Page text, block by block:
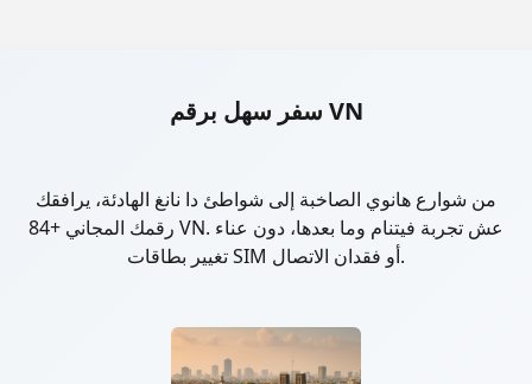
سفر سهل برقم VN
من شوارع هانوي الصاخبة إلى شواطئ دا نانغ الهادئة، يرافقك
رقمك المجاني +84 VN. عش تجربة فيتنام وما بعدها، دون عناء
تغيير بطاقات SIM أو فقدان الاتصال.